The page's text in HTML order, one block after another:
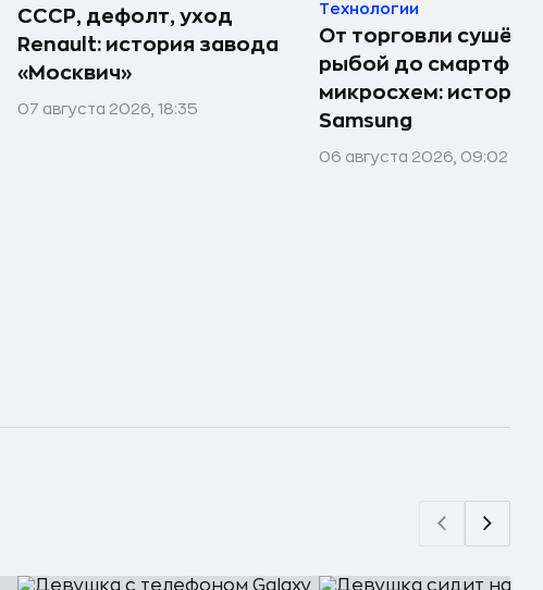
СССР, дефолт, уход
Renault: история завода
«Москвич»
07 августа 2026, 18:35
Технологии
От торговли
рыбой до
микросхем: история
Samsung
06 августа 2026, 09:02